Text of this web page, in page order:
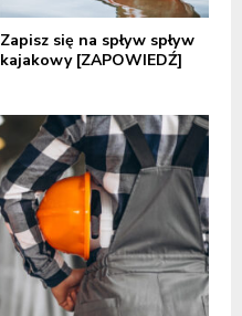
Zapisz się na spływ spływ
kajakowy [ZAPOWIEDŹ]